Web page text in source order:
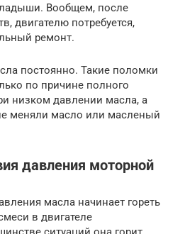
Вообщем, после
двигателю потребуется,
ремонт.
постоянно. Такие поломки
по причине полного
низком давлении масла, а
меняли масло или масленый
давления моторной
масла начинает гореть
в двигателе